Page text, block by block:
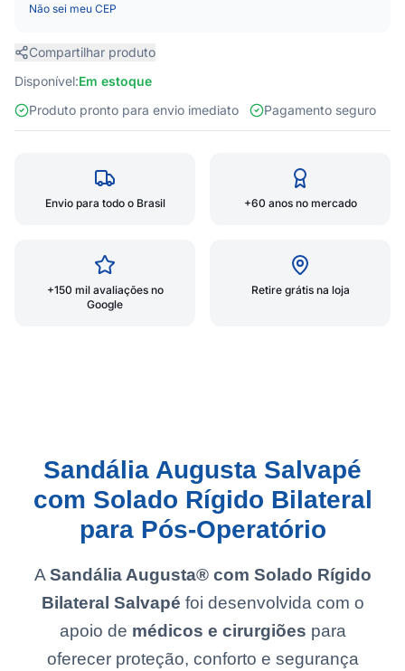
Não sei meu CEP
Compartilhar produto
Disponível:Em estoque
Produto pronto para envio imediato
Pagamento seguro
Envio para todo o Brasil +60 anos no mercado
+150 mil avaliações no
Google
Retire grátis na loja
Sandália Augusta Salvapé
com Solado Rígido Bilateral
para Pós-Operatório
A Sandália Augusta® com Solado Rígido
Bilateral Salvapé foi desenvolvida com o
apoio de médicos e cirurgiões para
oferecer proteção, conforto e segurança